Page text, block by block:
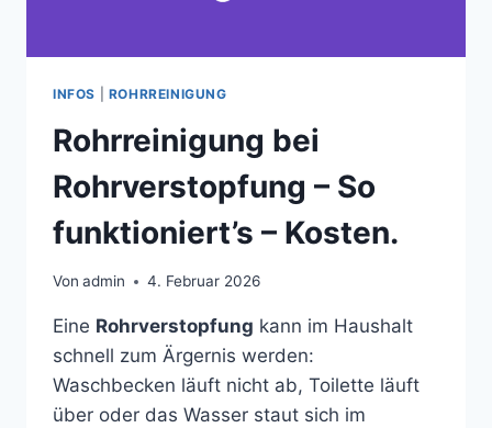
INFOS ROHRREINIGUNG
Rohrreinigung bei
Rohrverstopfung – So
funktioniert’s – Kosten.
Von admin 4. Februar 2026
Eine Rohrverstopfung kann im Haushalt
schnell zum Ärgernis werden:
Waschbecken läuft nicht ab, Toilette läuft
über oder das Wasser staut sich im